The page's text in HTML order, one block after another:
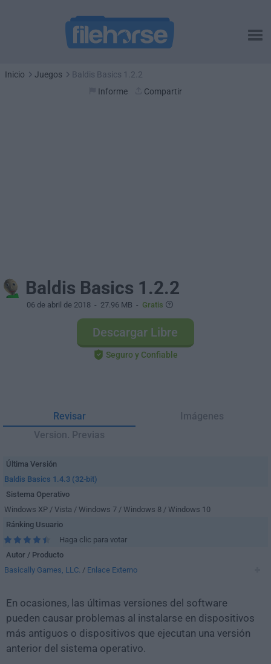
Inicio Juegos
Baldis Basics 1.2.2
Informe
Compartir
Baldis Basics 1.2.2
06 de abril de 2018 - 27.96 MB - Gratis
Descargar Libre
Seguro y Confiable
Revisar
Imágenes
Version. Previas
Última Versión
Baldis Basics 1.4.3 (32-bit)
Sistema Operativo
Windows XP / Vista / Windows 7 / Windows 8 / Windows 10
Ránking Usuario
Haga clic para votar
Autor / Producto
Basically Games, LLC. / Enlace Externo
En ocasiones, las últimas versiones del software
pueden causar problemas al instalarse en dispositivos
más antiguos o dispositivos que ejecutan una versión
anterior del sistema operativo.